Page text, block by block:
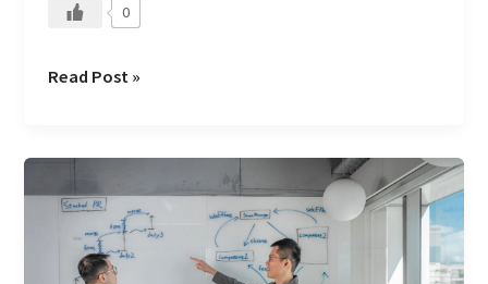
0
Read Post »
技